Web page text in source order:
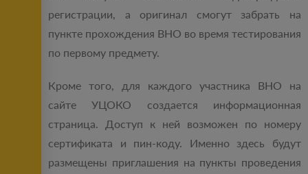
регистрации, а оригинал смогут забрать на
пункте прохождения ВНО во время тестирования
по первому предмету.
Кроме того, для каждого участника ВНО на
сайте УЦОКО создается информационная
страница. Доступ к ней возможен по номеру
сертификата и пин-коду. Именно здесь будут
размещены приглашения на пункты проведения